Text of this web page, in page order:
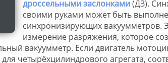
дроссельными заслонками(ДЗ).
своими руками может быть
синхронизирующих вакуумметров.
измерение разряжения, которое
вакуумметр. Если двигатель
четырёхцилиндрового агрегата,